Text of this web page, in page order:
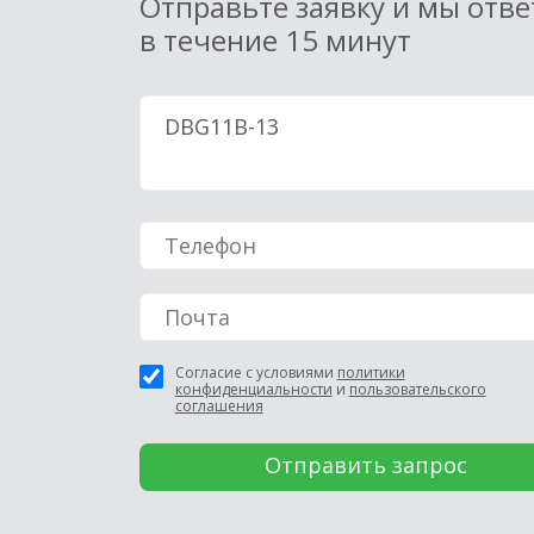
в течение 15 минут
Согласие с условиями политики
конфиденциальности и пользовательского
соглашения